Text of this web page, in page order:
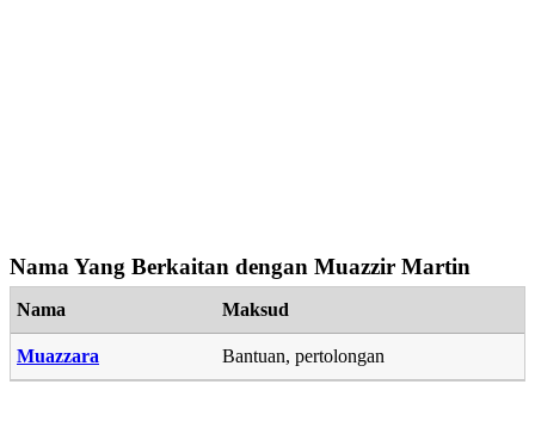
Nama Yang Berkaitan dengan Muazzir Martin
Nama Maksud
Muazzara Bantuan, pertolongan